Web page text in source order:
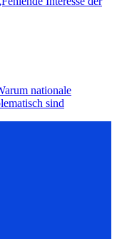
nationale
sind